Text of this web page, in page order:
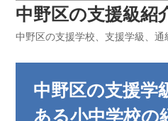
中野区の支援級紹
中野区の支援学校、支援学級、通
中野区の支援学
ある小中学校の